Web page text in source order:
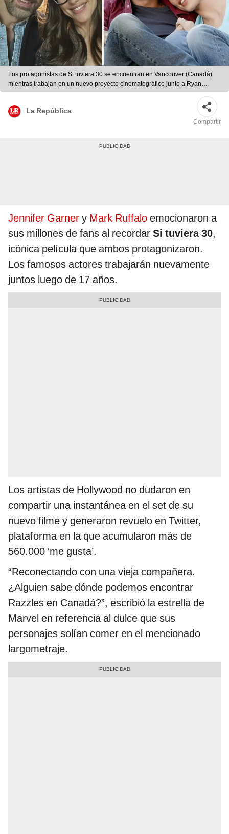
Los protagonistas de Si tuviera 30 se encuentran en Vancouver (Canadá)
mientras trabajan en un nuevo proyecto cinematográfico junto a Ryan
Reynolds. Foto: composición Instagram/difusión
La República
Compartir
Jennifer Garner y Mark Ruffalo emocionaron a
sus millones de fans al recordar Si tuviera 30,
icónica película que ambos protagonizaron.
Los famosos actores trabajarán nuevamente
juntos luego de 17 años.
Los artistas de Hollywood no dudaron en
compartir una instantánea en el set de su
nuevo filme y generaron revuelo en Twitter,
plataforma en la que acumularon más de
560.000 ‘me gusta’.
“Reconectando con una vieja compañera.
¿Alguien sabe dónde podemos encontrar
Razzles en Canadá?”, escribió la estrella de
Marvel en referencia al dulce que sus
personajes solían comer en el mencionado
largometraje.